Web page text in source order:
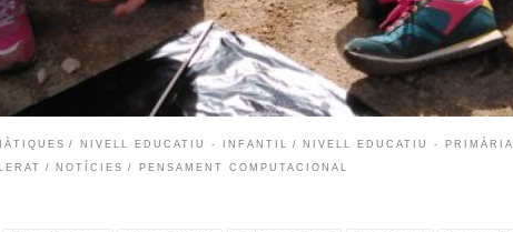
NIVELL EDUCATIU - INFANTIL NIVELL EDUCATIU - PRIMÀRIA
NOTÍCIES PENSAMENT COMPUTACIONAL